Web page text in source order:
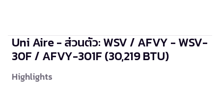
Uni Aire - ส่วนตัว: WSV / AFVY - WSV-
30F / AFVY-301F (30,219 BTU)
Highlights